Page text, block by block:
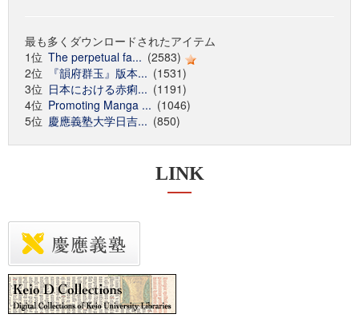
最も多くダウンロードされたアイテム
1位 The perpetual fa... (2583)
2位
『韻府群玉』版本... (1531)
3位 日本における赤痢... (1191)
4位 Promoting Manga ... (1046)
5位 慶應義塾大学日吉... (850)
LINK